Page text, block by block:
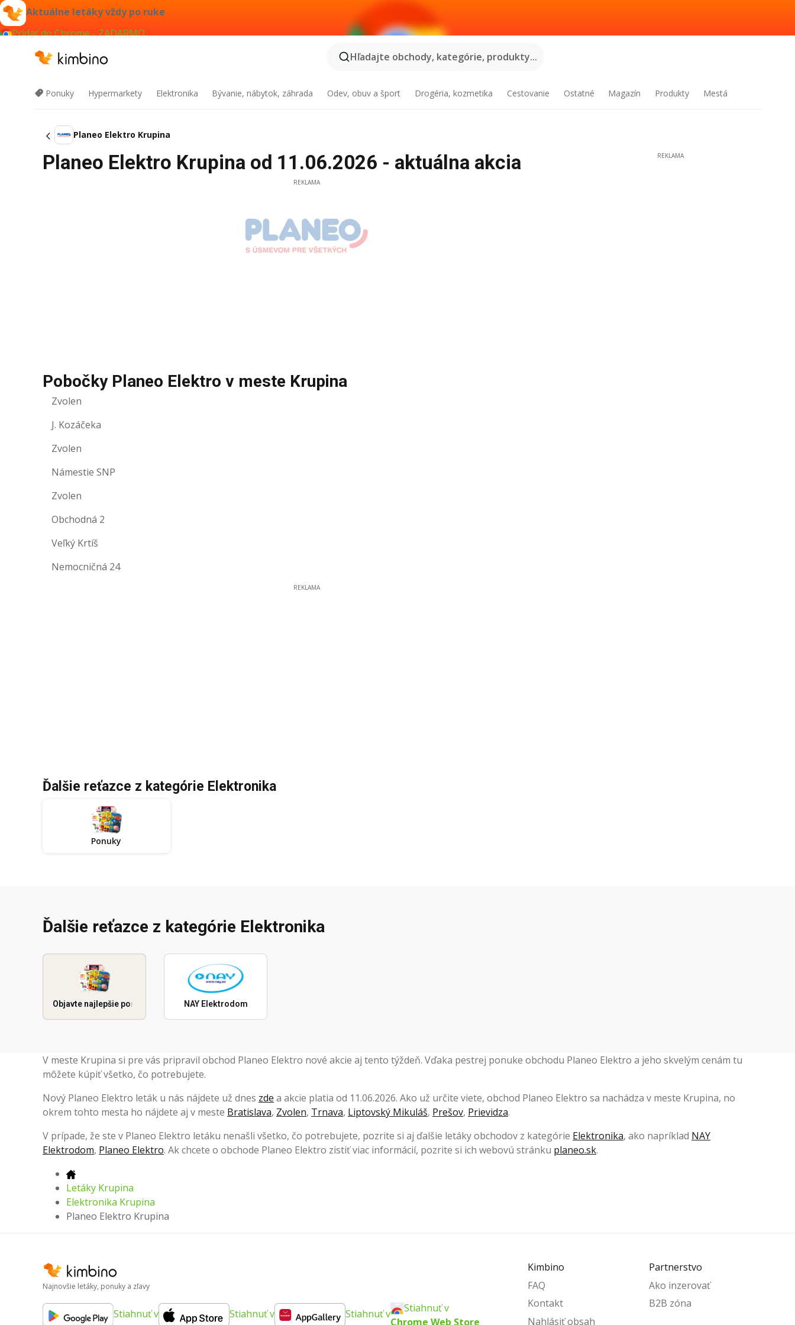
Aktuálne letáky vždy po ruke
Pridať do Chrome - ZADARMO
Hľadajte obchody, kategórie, produkty...
Ponuky Hypermarkety Elektronika Bývanie, nábytok, záhrada Odev, obuv a šport Drogéria, kozmetika Cestovanie Ostatné Magazín Produkty Mestá
Planeo Elektro Krupina
Planeo Elektro Krupina od 11.06.2026 - aktuálna akcia
REKLAMA
Pobočky Planeo Elektro v meste Krupina
Zvolen
J. Kozáčeka
Zvolen
Námestie SNP
Zvolen
Obchodná 2
Veľký Krtíš
Nemocničná 24
REKLAMA
REKLAMA
Ďalšie reťazce z kategórie Elektronika
Ponuky
Ďalšie reťazce z kategórie Elektronika
Objavte najlepšie ponuky NAY Elektrodom
V meste Krupina si pre vás pripravil obchod Planeo Elektro nové akcie aj tento týždeň. Vďaka pestrej ponuke obchodu Planeo Elektro a jeho skvelým cenám tu
môžete kúpiť všetko, čo potrebujete.
Nový Planeo Elektro leták u nás nájdete už dnes zde a akcie platia od 11.06.2026. Ako už určite viete, obchod Planeo Elektro sa nachádza v meste Krupina, no
okrem tohto mesta ho nájdete aj v meste Bratislava, Zvolen, Trnava, Liptovský Mikuláš, Prešov, Prievidza.
V prípade, že ste v Planeo Elektro letáku nenašli všetko, čo potrebujete, pozrite si aj ďalšie letáky obchodov z kategórie Elektronika, ako napríklad NAY
Elektrodom, Planeo Elektro. Ak chcete o obchode Planeo Elektro zistiť viac informácií, pozrite si ich webovú stránku planeo.sk.
Letáky Krupina
Elektronika Krupina
Planeo Elektro Krupina
Najnovšie letáky, ponuky a zľavy
Stiahnuť v Stiahnuť v Stiahnuť v
Stiahnuť v
Chrome Web Store
Kimbino
FAQ
Kontakt
Nahlásiť obsah
Partnerstvo
Ako inzerovať
B2B zóna